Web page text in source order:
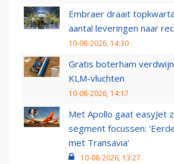
Embraer draait
aantal leveringen naar
10-08-2026, 14:30
Gratis boterham
KLM-vluchten
10-08-2026, 14:17
Met Apollo gaat easyJet
segment focussen:
met Transavia’
10-08-2026, 13:27